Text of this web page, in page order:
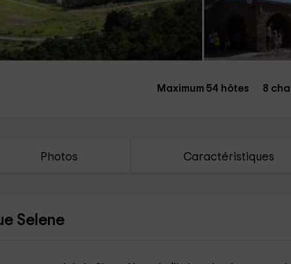
Maximum 54 hôtes 8
Photos Caractéristiques
Selene